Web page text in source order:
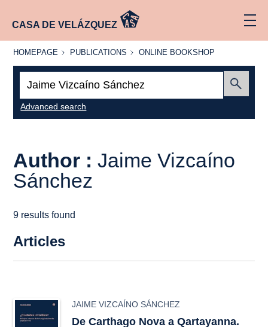
CASA DE VELÁZQUEZ
HOMEPAGE
HOMEPAGE PUBLICATIONS
PUBLICATIONS
ONLINE
ONLINE BOOKSHOP
Advanced search
Author :Jaime Vizcaíno
Sánchez
9 results found
Articles
JAIME VIZCAÍNO SÁNCHEZ
DeCarthago Nova aQartayanna.